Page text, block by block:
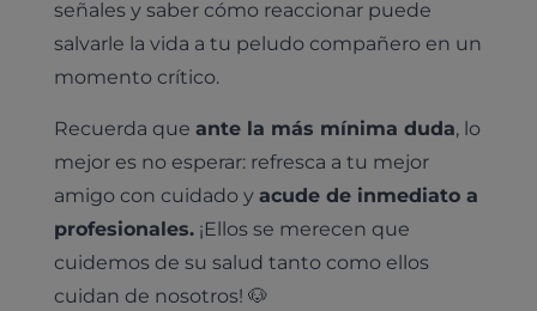
señales y saber cómo reaccionar puede
salvarle la vida a tu peludo compañero en un
momento crítico.
Recuerda que ante la más mínima duda, lo
mejor es no esperar: refresca a tu mejor
amigo con cuidado y acude de inmediato a
profesionales.¡Ellos se merecen que
cuidemos de su salud tanto como ellos
cuidan de nosotros! 🐶